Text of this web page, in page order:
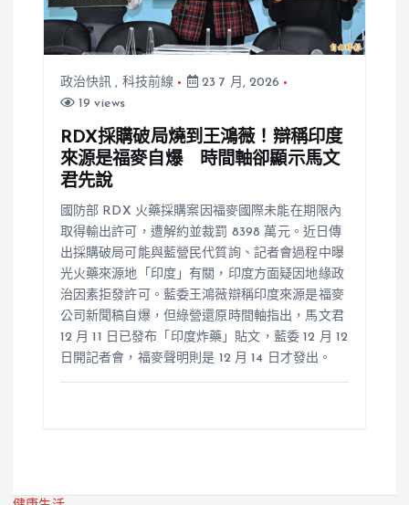
政治快訊 , 科技前線
23 7 月, 2026
19 views
RDX採購破局燒到王鴻薇！辯稱印度
來源是福麥自爆 時間軸卻顯示馬文
君先說
國防部 RDX 火藥採購案因福麥國際未能在期限內
取得輸出許可，遭解約並裁罰 8398 萬元。近日傳
出採購破局可能與藍營民代質詢、記者會過程中曝
光火藥來源地「印度」有關，印度方面疑因地緣政
治因素拒發許可。藍委王鴻薇辯稱印度來源是福麥
公司新聞稿自爆，但綠營還原時間軸指出，馬文君
12 月 11 日已發布「印度炸藥」貼文，藍委 12 月 12
日開記者會，福麥聲明則是 12 月 14 日才發出。